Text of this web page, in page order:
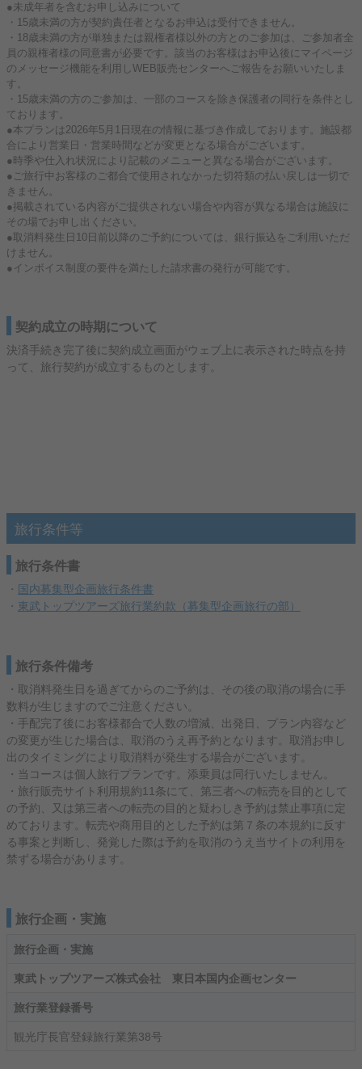
●未成年者を含むお申し込みについて
・15歳未満の方が契約責任者となるお申込は受付できません。
・18歳未満の方が単独または親権者様以外の方とのご参加は、ご参加者全
員の親権者様の同意書が必要です。該当のお客様はお申込後にマイページ
のメッセージ機能を利用しWEB販売センターへご報告をお願いいたしま
す。
・15歳未満の方のご参加は、一部のコースを除き保護者の同行を条件とし
ております。
●本プランは2026年5月1日現在の情報に基づき作成しております。施設都
合により営業日・営業時間などが変更となる場合がございます。
●時季や仕入れ状況により記載のメニューと異なる場合がございます。
●ご旅行中お客様のご都合で使用されなかった切符類の払い戻しは一切で
きません。
●掲載されている内容がご提供されない場合や内容が異なる場合は施設に
その場でお申し出ください。
●取消料発生日10日前以降のご予約については、銀行振込をご利用いただ
けません。
●インボイス制度の要件を満たした請求書の発行が可能です。
契約成立の時期について
決済手続き完了後に契約成立画面がウェブ上に表示された時点を持
って、旅行契約が成立するものとします。
旅行条件等
旅行条件書
・ 国内募集型企画旅行条件書
・ 東武トップツアーズ旅行業約款（募集型企画旅行の部）
旅行条件備考
・取消料発生日を過ぎてからのご予約は、その後の取消の場合に手
数料が生じますのでご注意ください。
・手配完了後にお客様都合で人数の増減、出発日、プラン内容など
の変更が生じた場合は、取消のうえ再予約となります。取消お申し
出のタイミングにより取消料が発生する場合がございます。
・当コースは個人旅行プランです。添乗員は同行いたしません。
・旅行販売サイト利用規約11条にて、第三者への転売を目的として
の予約、又は第三者への転売の目的と疑わしき予約は禁止事項に定
めております。転売や商用目的とした予約は第７条の本規約に反す
る事案と判断し、発覚した際は予約を取消のうえ当サイトの利用を
禁ずる場合があります。
旅行企画・実施
旅行企画・実施
東武トップツアーズ株式会社 東日本国内企画センター
旅行業登録番号
観光庁長官登録旅行業第38号